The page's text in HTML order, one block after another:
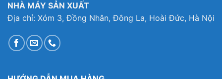
NHÀ MÁY SẢN XUẤT
Địa chỉ: Xóm 3, Đồng Nhân, Đông La, Hoài Đức, Hà Nội